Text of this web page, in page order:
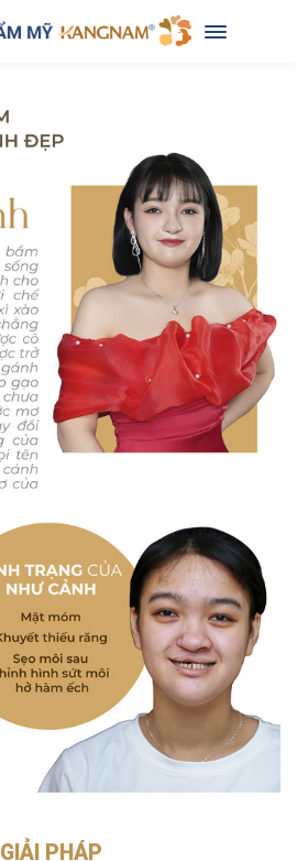
GIẢI PHÁP